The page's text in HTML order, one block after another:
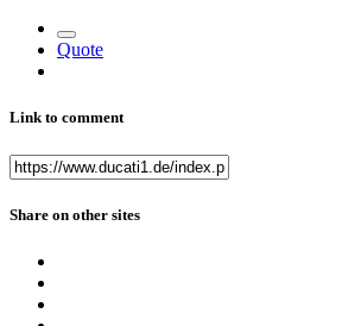
Quote
Link to comment
Share on other sites